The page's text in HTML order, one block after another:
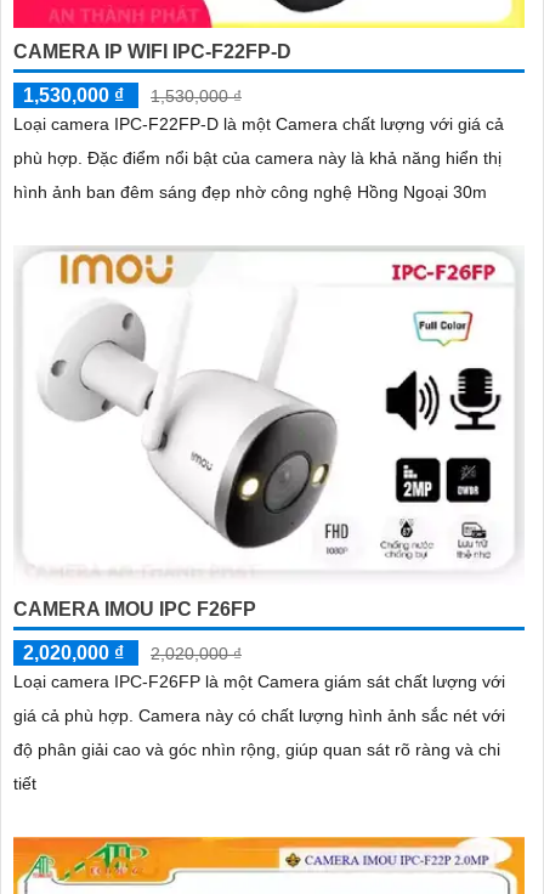
CAMERA IP WIFI IPC-F22FP-D
1,530,000 ₫
1,530,000 ₫
Loại camera IPC-F22FP-D là một Camera chất lượng với giá cả
phù hợp. Đặc điểm nổi bật của camera này là khả năng hiển thị
hình ảnh ban đêm sáng đẹp nhờ công nghệ Hồng Ngoại 30m
CAMERA IMOU IPC F26FP
2,020,000 ₫
2,020,000 ₫
Loại camera IPC-F26FP là một Camera giám sát chất lượng với
giá cả phù hợp. Camera này có chất lượng hình ảnh sắc nét với
độ phân giải cao và góc nhìn rộng, giúp quan sát rõ ràng và chi
tiết